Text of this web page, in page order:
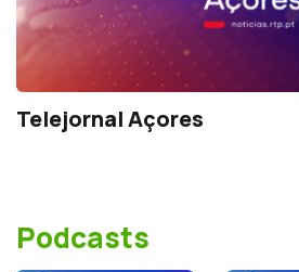
Telejornal Açores
Podcasts